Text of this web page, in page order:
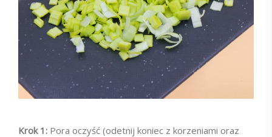
Krok 1: Pora oczyść (odetnij koniec z korzeniami oraz